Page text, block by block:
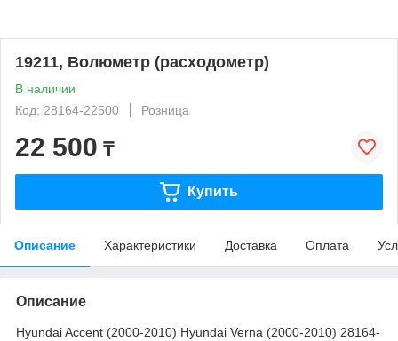
19211, Волюметр (расходометр)
В наличии
Код: 28164-22500
Розница
22 500 ₸
Купить
Описание Характеристики Доставка Оплата
Описание
Hyundai Accent (2000-2010) Hyundai Verna (2000-2010) 28164-